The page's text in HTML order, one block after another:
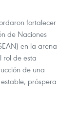
fortalecer
de Naciones
en la arena
rol de esta
de una
próspera